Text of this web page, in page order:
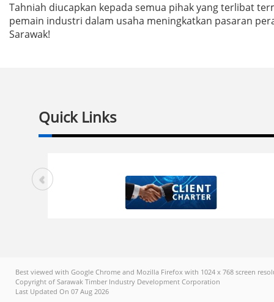
Tahniah diucapkan kepada semua pihak yang terlibat
pemain industri dalam usaha meningkatkan pasaran
Sarawak!
Quick Links
Best viewed with Google Chrome and Mozilla Firefox with 1024 x 768 screen
Copyright of Sarawak Timber Industry Development Corporation
Last Updated On 07 Aug 2026